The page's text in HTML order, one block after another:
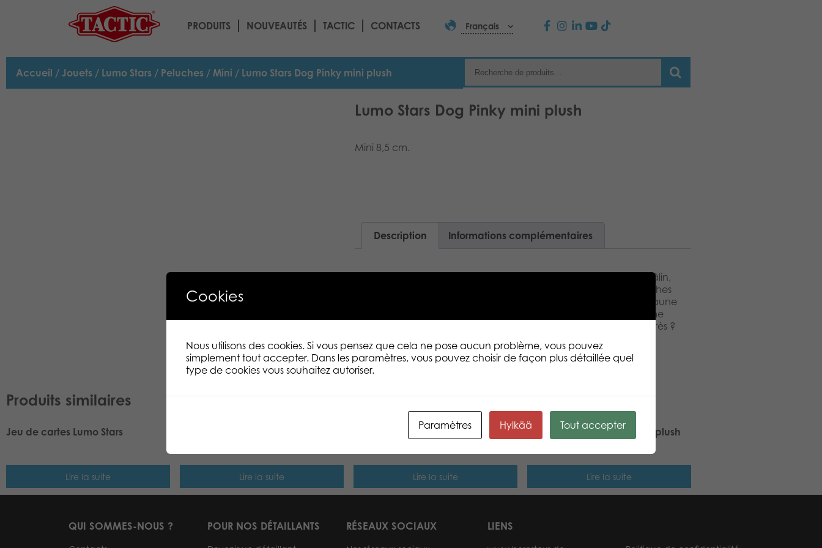
PRODUITS NOUVEAUTÉS TACTIC CONTACTS Français
Accueil / Jouets / Lumo Stars / Peluches / Mini / Lumo Stars Dog Pinky mini plush
Lumo Stars Dog Pinky mini plush
Mini 8,5 cm.
Description Informations complémentaires
Mini 8,5 cm. Peluche bébé animal à collectionner. Heureux, câlin,
amical, gentil et mignon. On sourit plus! La collection de peluches
mignonne Northern Brights est basée sur la vraie nature et la faune
nordiques. Design finlandais pur. Je suis un gentil chien qui aime
dormir. Je crois que je vais faire une petite sieste. On se voit après ?
Produits similaires
Jeu de cartes Lumo Stars
Lire la suite Lire la suite
Lumo Stars Ladybird Leppis mini
Lire la suite
Lumo Stars Cat Peach mini plush
Lire la suite
QUI SOMMES-NOUS ? POUR NOS DÉTAILLANTS RÉSEAUX SOCIAUX LIENS
Cookies
Nous utilisons des cookies. Si vous pensez que cela ne pose aucun problème, vous pouvez
simplement tout accepter. Dans les paramètres, vous pouvez choisir de façon plus détaillée quel
type de cookies vous souhaitez autoriser.
Paramètres Hylkää Tout accepter